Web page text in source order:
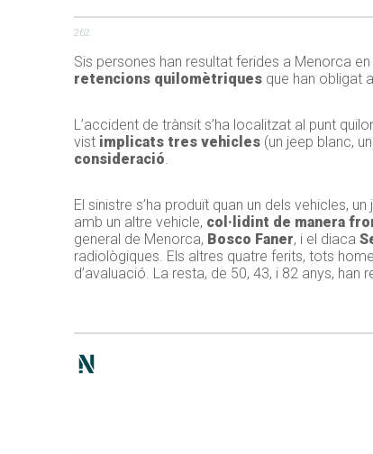
262
Sis persones han resultat ferides a Menorca en
retencions quilomètriques que han obligat
L’accident de trànsit s’ha localitzat al punt
vist implicats tres vehicles (un jeep blanc,
consideració.
El sinistre s’ha produït quan un dels vehicles,
amb un altre vehicle, col·lidint de manera
general de Menorca, Bosco Faner, i el diaca
radiològiques. Els altres quatre ferits, tots
d’avaluació. La resta, de 50, 43, i 82 anys, han